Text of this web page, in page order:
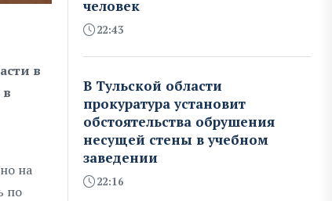
в
на
по
человек
22:43
В Тульской области
прокуратура установит
обстоятельства обрушения
несущей стены в учебном
заведении
22:16